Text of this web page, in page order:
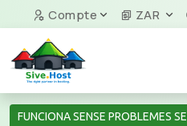
Compte ZAR
FUNCIONA SENSE PROBLEMES